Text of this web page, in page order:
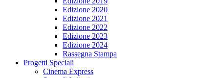
Edizione 2020
Edizione 2021
Edizione 2022
Edizione 2023
Edizione 2024
Rassegna Stampa
Progetti Speciali
Cinema Express